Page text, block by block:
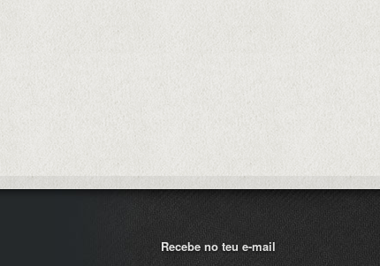
Recebe no teu e-mail